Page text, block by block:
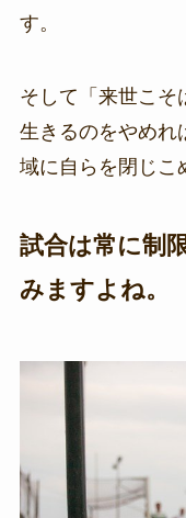
す。
そして「来世こそ
生きるのをやめれ
域に自らを閉じこ
試合は常に制
みますよね。